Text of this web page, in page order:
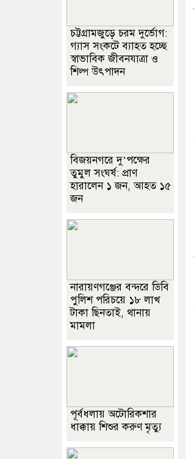
চট্টগ্রামজুড়ে চরম দুর্ভোগ:
গ্যাস সংকটে ব্যাহত হচ্ছে
স্বাভাবিক জীবনযাত্রা ও
শিল্প উৎপাদন
বিজয়নগরে দু’পক্ষের
তুমুল সংঘর্ষ: প্রাণ
হারালেন ১ জন, আহত ১৫
জন
নারায়ণগঞ্জের বন্দরে ডিবি
পুলিশ পরিচয়ে ১৮ লাখ
টাকা ছিনতাই, থানায়
মামলা
পূর্বধলায় অটোরিকশার
ধাক্কায় শিশুর করুণ মৃত্যু